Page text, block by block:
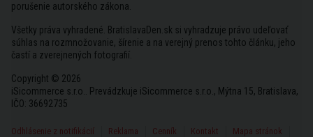
porušenie autorského zákona.
Všetky práva vyhradené. BratislavaDen.sk si vyhradzuje právo udeľovať
súhlas na rozmnožovanie, šírenie a na verejný prenos tohto článku, jeho
častí a zverejnených fotografií.
Copyright © 2026
iSicommerce s.r.o.. Prevádzkuje iSicommerce s.r.o., Mýtna 15, Bratislava,
IČO: 36692735
Odhlásenie z notifikácií Reklama Cenník Kontakt
Mapa stránok